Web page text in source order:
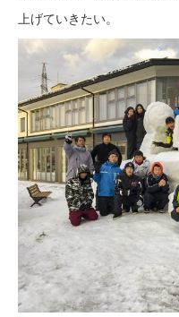
上げていきたい。